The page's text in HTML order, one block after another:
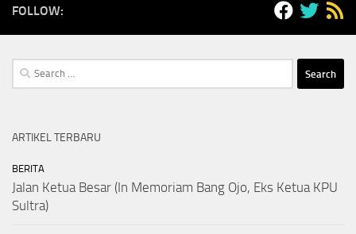
FOLLOW:
Search
for:
ARTIKEL TERBARU
BERITA
Jalan Ketua Besar (In Memoriam Bang Ojo, Eks Ketua KPU
Sultra)